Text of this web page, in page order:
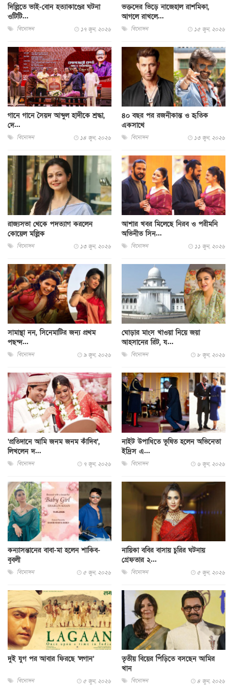
দিল্লিতে ভাই-বোন হত্যাকাণ্ডের ঘটনা
ওটিটি...
বিনোদন ১৭ জুন, ২০২৬
ভক্তদের ভিড়ে নাজেহাল রাশমিকা,
আগলে রাখলে...
বিনোদন ১৫ জুন, ২০২৬
গানে গানে সৈয়দ আব্দুল হাদীকে শ্রদ্ধা,
দে...
বিনোদন ১৪ জুন, ২০২৬
৪০ বছর পর রজনীকান্ত ও হৃতিক
একসাথে
বিনোদন ১৩ জুন, ২০২৬
রাজ্যসভা থেকে পদত্যাগ করলেন
কোয়েল মল্লিক
বিনোদন ১৩ জুন, ২০২৬
আশার খবর মিলেছে নিরব ও পরীমনি
অভিনীত সিন...
বিনোদন ১১ জুন, ২০২৬
সামান্থা নন, সিনেমাটির জন্য প্রথম
পছন্দ...
বিনোদন ৯ জুন, ২০২৬
ঘোড়ার মাংস খাওয়া নিয়ে জয়া
আহসানের রিট, য...
বিনোদন ৮ জুন, ২০২৬
‘প্রতিদানে আমি জনম জনম কাঁদিব’,
লিখলেন দ...
বিনোদন ৭ জুন, ২০২৬
নাইট উপাধিতে ভূষিত হলেন অভিনেতা
ইদ্রিস এ...
বিনোদন ৬ জুন, ২০২৬
কন্যাসন্তানের বাবা-মা হলেন শাকিব-
বুবলী
বিনোদন ৫ জুন, ২০২৬
নায়িকা ববির বাসায় চুরির ঘটনায়
গ্রেফতার ২...
বিনোদন ৫ জুন, ২০২৬
দুই যুগ পর আবার ফিরছে ‘লগান’
বিনোদন ৫ জুন, ২০২৬
তৃতীয় বিয়ের পিঁড়িতে বসছেন আমির
খান
বিনোদন ৪ জুন, ২০২৬